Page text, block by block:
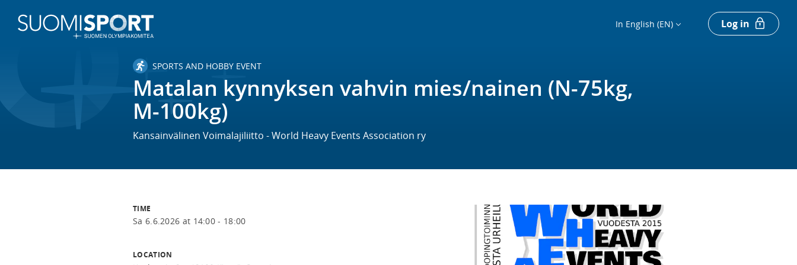
In English (EN) Log in
SPORTS AND HOBBY EVENT
Matalan kynnyksen vahvin mies/nainen (N-75kg,
M-100kg)
Kansainvälinen Voimalajiliitto - World Heavy Events Association ry
TIME
Sa 6.6.2026 at 14:00 - 18:00
LOCATION